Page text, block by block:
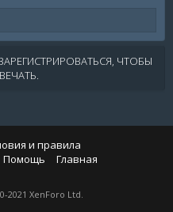
ЧТОБЫ
и правила
Помощь
Главная
2021 XenForo Ltd.